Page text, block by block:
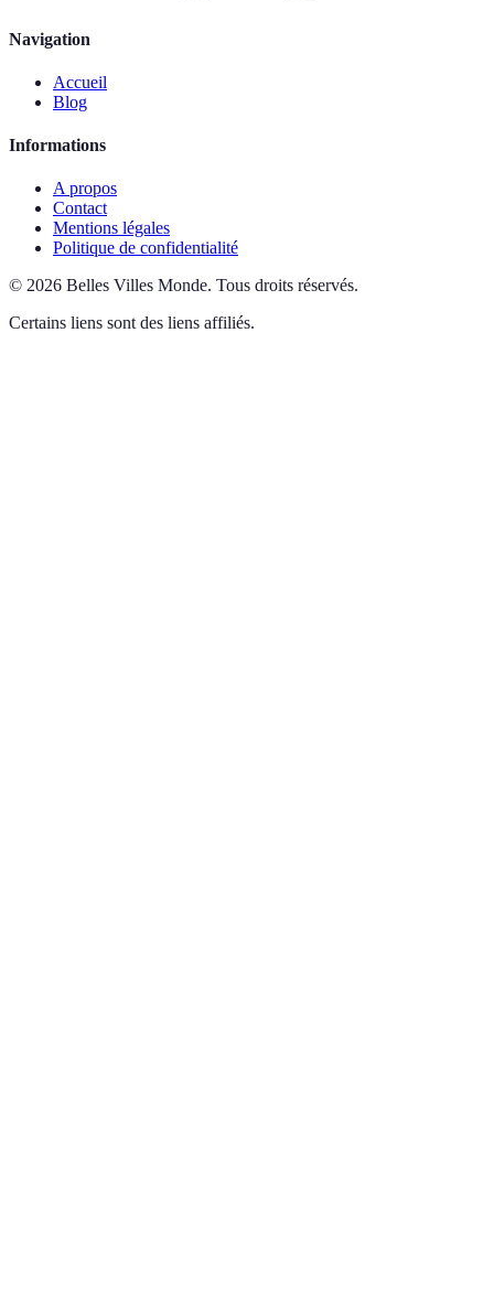
Navigation
Accueil
Blog
Informations
A propos
Contact
Mentions légales
Politique de confidentialité
© 2026 Belles Villes Monde. Tous droits réservés.
Certains liens sont des liens affiliés.